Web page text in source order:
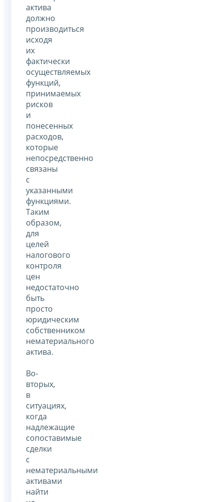
актива
должно
производиться
исходя
их
фактически
осуществляемых
функций,
принимаемых
рисков
и
понесенных
расходов,
которые
непосредственно
связаны
с
указанными
функциями.
Таким
образом,
для
целей
налогового
контроля
цен
недостаточно
быть
просто
юридическим
собственником
нематериального
актива.
Во-
вторых,
в
ситуациях,
когда
надлежащие
сопоставимые
сделки
с
нематериальными
активами
найти